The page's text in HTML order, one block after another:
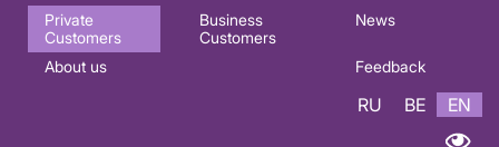
Основная
навигация
Private
Customers
Business
Customers
News
About us Feedback
RU BE EN